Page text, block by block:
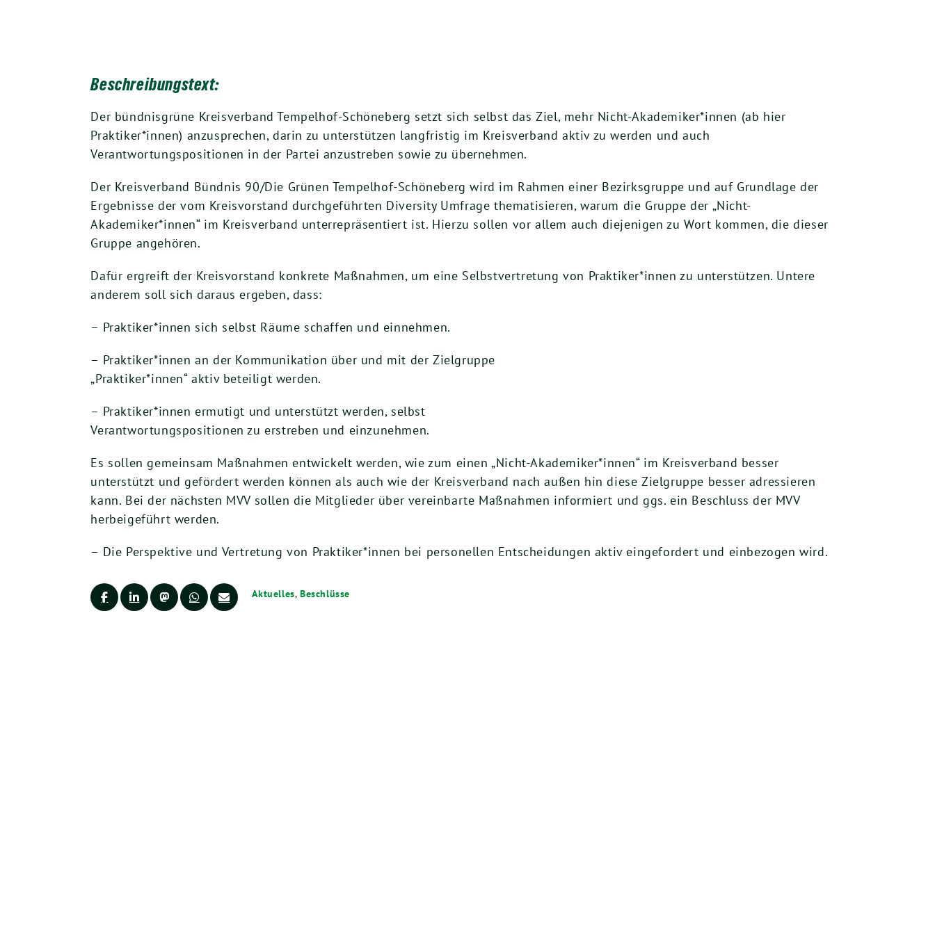
Beschreibungstext:
Der bündnisgrüne Kreisverband Tempelhof-Schöneberg setzt sich selbst das Ziel, mehr Nicht-Akademiker*innen (ab hier
Praktiker*innen) anzusprechen, darin zu unterstützen langfristig im Kreisverband aktiv zu werden und auch
Verantwortungspositionen in der Partei anzustreben sowie zu übernehmen.
Der Kreisverband Bündnis 90/Die Grünen Tempelhof-Schöneberg wird im Rahmen einer Bezirksgruppe und auf Grundlage der
Ergebnisse der vom Kreisvorstand durchgeführten Diversity Umfrage thematisieren, warum die Gruppe der „Nicht-
Akademiker*innen“ im Kreisverband unterrepräsentiert ist. Hierzu sollen vor allem auch diejenigen zu Wort kommen, die dieser
Gruppe angehören.
Dafür ergreift der Kreisvorstand konkrete Maßnahmen, um eine Selbstvertretung von Praktiker*innen zu unterstützen. Untere
anderem soll sich daraus ergeben, dass:
– Praktiker*innen sich selbst Räume schaffen und einnehmen.
– Praktiker*innen an der Kommunikation über und mit der Zielgruppe
„Praktiker*innen“ aktiv beteiligt werden.
– Praktiker*innen ermutigt und unterstützt werden, selbst
Verantwortungspositionen zu erstreben und einzunehmen.
Es sollen gemeinsam Maßnahmen entwickelt werden, wie zum einen „Nicht-Akademiker*innen“ im Kreisverband besser
unterstützt und gefördert werden können als auch wie der Kreisverband nach außen hin diese Zielgruppe besser adressieren
kann. Bei der nächsten MVV sollen die Mitglieder über vereinbarte Maßnahmen informiert und ggs. ein Beschluss der MVV
herbeigeführt werden.
– Die Perspektive und Vertretung von Praktiker*innen bei personellen Entscheidungen aktiv eingefordert und einbezogen wird.
Aktuelles, Beschlüsse